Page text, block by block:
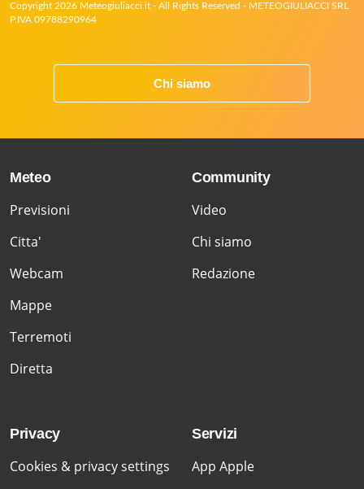
Copyright 2026 Meteogiuliacci.it - All Rights Reserved - METEOGIULIACCI SRL
P.IVA 09788290964
Chi siamo
Meteo
Previsioni
Citta'
Webcam
Mappe
Terremoti
Diretta
Community
Video
Chi siamo
Redazione
Privacy
Cookies & privacy settings
Servizi
App Apple